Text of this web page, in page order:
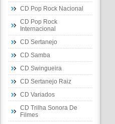
CD Pop Rock Nacional
CD Pop Rock
Internacional
CD Sertanejo
CD Samba
CD Swingueira
CD Sertanejo Raiz
CD Variados
CD Trilha Sonora De
Filmes